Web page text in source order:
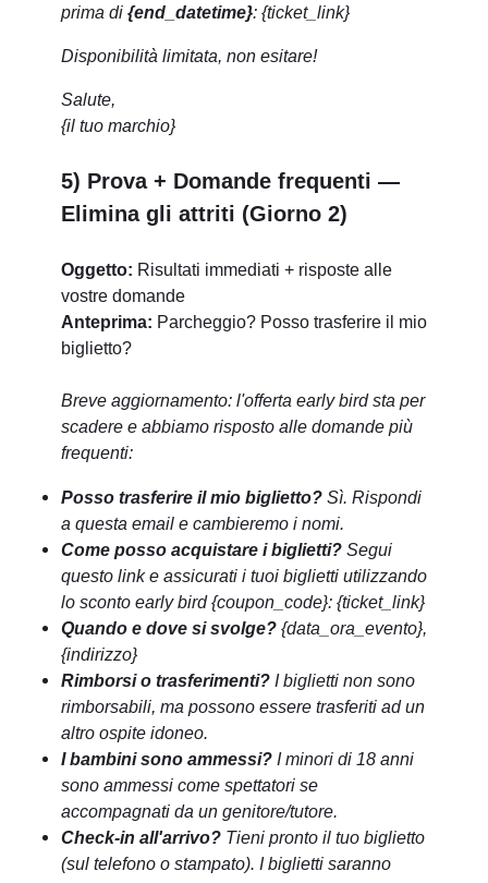
prima di {end_datetime}: {ticket_link}
Disponibilità limitata, non esitare!
Salute,
{il tuo marchio}
5) Prova + Domande frequenti —
Elimina gli attriti (Giorno 2)
Oggetto: Risultati immediati + risposte alle
vostre domande
Anteprima: Parcheggio? Posso trasferire il mio
biglietto?
Breve aggiornamento: l'offerta early bird sta per
scadere e abbiamo risposto alle domande più
frequenti:
Posso trasferire il mio biglietto? Sì. Rispondi
a questa email e cambieremo i nomi.
Come posso acquistare i biglietti? Segui
questo link e assicurati i tuoi biglietti utilizzando
lo sconto early bird {coupon_code}: {ticket_link}
Quando e dove si svolge? {data_ora_evento},
{indirizzo}
Rimborsi o trasferimenti? I biglietti non sono
rimborsabili, ma possono essere trasferiti ad un
altro ospite idoneo.
I bambini sono ammessi? I minori di 18 anni
sono ammessi come spettatori se
accompagnati da un genitore/tutore.
Check-in all'arrivo? Tieni pronto il tuo biglietto
(sul telefono o stampato). I biglietti saranno